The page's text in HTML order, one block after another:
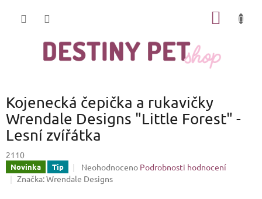
Kojenecká čepička a rukavičky
Wrendale Designs "Little Forest" -
Lesní zvířátka
2110
Novinka Tip
Průměrné
hodnocení
Neohodnoceno Podrobnosti hodnocení
Značka:Wrendale Designs